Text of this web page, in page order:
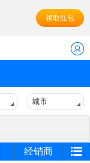
领取红包
城市
经销商